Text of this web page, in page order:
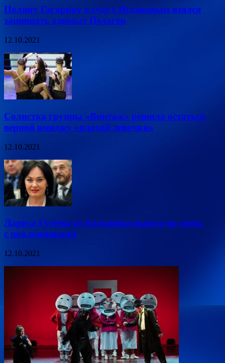
Полину Гагарину в суде с Исхаковым взялся
защищать адвокат Пелагеи
12.10.2021
Солистка группы «Винтаж» решила остаться
верной имиджу «плохой девочки»
12.10.2021
Лариса Гузеева из больницы вышла на связь
с поклонниками
12.10.2021